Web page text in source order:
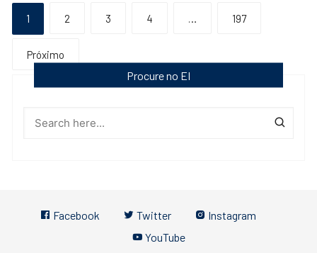
Paginação
de
posts
1 2 3 4 … 197
Próximo
Procure no EI
Facebook Twitter
Instagram
YouTube